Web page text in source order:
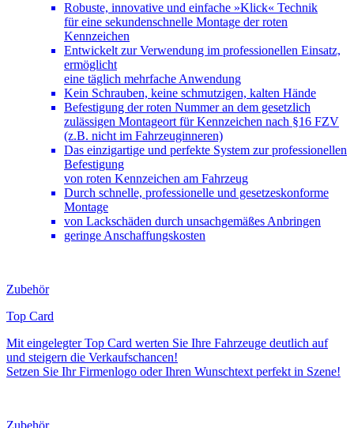
Robuste, innovative und einfache »Klick« Technik
für eine sekundenschnelle Montage der roten
Kennzeichen
Entwickelt zur Verwendung im professionellen Einsatz,
ermöglicht
eine täglich mehrfache Anwendung
Kein Schrauben, keine schmutzigen, kalten Hände
Befestigung der roten Nummer an dem gesetzlich
zulässigen Montageort für Kennzeichen nach §16 FZV
(z.B. nicht im Fahrzeuginneren)
Das einzigartige und perfekte System zur professionellen
Befestigung
von roten Kennzeichen am Fahrzeug
Durch schnelle, professionelle und gesetzeskonforme
Montage
von Lackschäden durch unsachgemäßes Anbringen
geringe Anschaffungskosten
Zubehör
Top Card
Mit eingelegter Top Card werten Sie Ihre Fahrzeuge deutlich auf
und steigern die Verkaufschancen!
Setzen Sie Ihr Firmenlogo oder Ihren Wunschtext perfekt in Szene!
Zubehör